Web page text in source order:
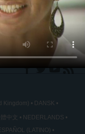
Kingdom) DANSK
體中文
NEDERLANDS
(LATINO)